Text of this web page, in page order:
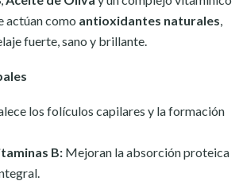
actúan como antioxidantes naturales,
fuerte, sano y brillante.
los folículos capilares y la formación
B:Mejoran la absorción proteica